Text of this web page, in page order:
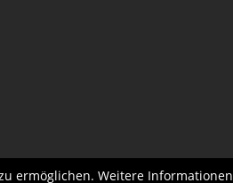
ermöglichen. Weitere Informationen